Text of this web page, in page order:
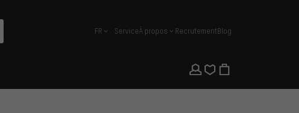
français
FR ServiceÀ propos RecrutementBlog